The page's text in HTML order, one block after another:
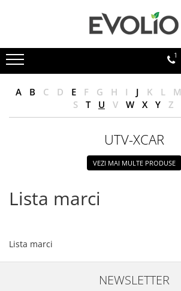
1
A B C D E F G H I J K L M
S
T U V W X Y Z
UTV-XCAR
VEZI MAI MULTE PRODUSE
Lista marci
Lista marci
NEWSLETTER